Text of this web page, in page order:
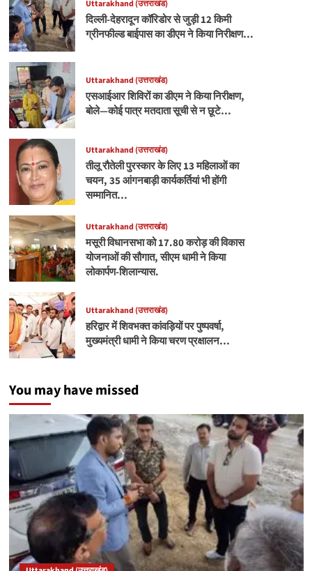
Uttarakhand (उत्तराखंड)
दिल्ली-देहरादून कॉरिडोर से जुड़ी 12 किमी
ग्रीनफील्ड बाईपास का डीएम ने किया निरीक्षण…
Uttarakhand (उत्तराखंड)
एसआईआर शिविरों का डीएम ने किया निरीक्षण,
बोले—कोई पात्र मतदाता सूची से न छूटे…
Uttarakhand (उत्तराखंड)
तीलू रौतेली पुरस्कार के लिए 13 महिलाओं का
चयन, 35 आंगनबाड़ी कार्यकर्तियां भी होंगी
सम्मानित…
Uttarakhand (उत्तराखंड)
मसूरी विधानसभा को 17.80 करोड़ की विकास
योजनाओं की सौगात, सीएम धामी ने किया
लोकार्पण-शिलान्यास.
Uttarakhand (उत्तराखंड)
हरिद्वार में शिवभक्त कांवड़ियों पर पुष्पवर्षा,
मुख्यमंत्री धामी ने किया चरण प्रक्षालन…
You may have missed